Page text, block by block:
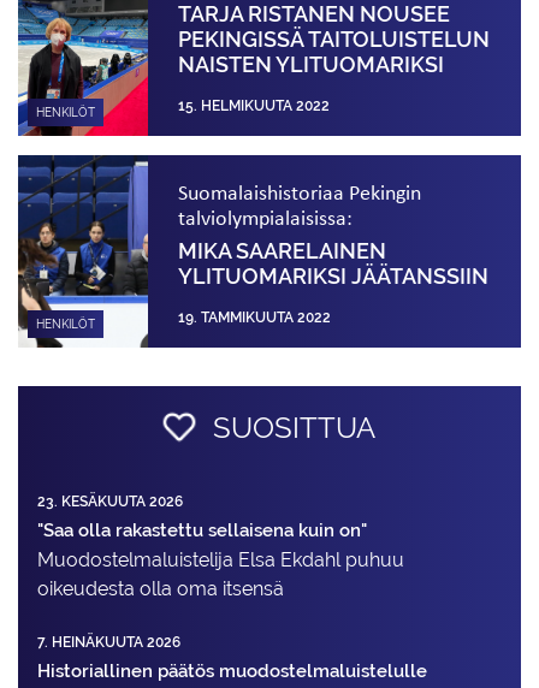
HENKILÖT
TARJA RISTANEN NOUSEE
PEKINGISSÄ TAITOLUISTELUN
NAISTEN YLITUOMARIKSI
15. HELMIKUUTA 2022
HENKILÖT
Suomalaishistoriaa Pekingin
talviolympialaisissa:
MIKA SAARELAINEN
YLITUOMARIKSI JÄÄTANSSIIN
19. TAMMIKUUTA 2022
SUOSITTUA
23. KESÄKUUTA 2026
"Saa olla rakastettu sellaisena kuin on"
Muodostelma­luistelija Elsa Ekdahl puhuu
oikeudesta olla oma itsensä
7. HEINÄKUUTA 2026
Historiallinen päätös muodostelmaluistelulle